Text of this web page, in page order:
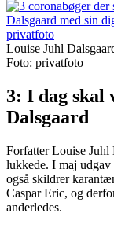
Louise Juhl
Foto: privatfoto
3: I dag skal
Dalsgaard
Forfatter Louise Juhl
lukkede. I maj udgav
også skildrer
Caspar Eric, og
anderledes.